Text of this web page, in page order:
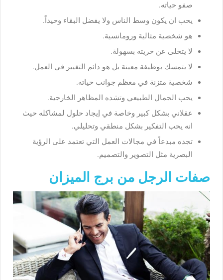
صفو حياته.
يحب ان يكون وسط الناس ولا يفضل البقاء وحيداً.
هو شخصية مثالية ورومانسية.
لا يتخلى عن حريته بسهولة.
لا يتمسك بوظيفة معينة بل هو دائم التغيير في العمل.
شخصية متزنة في معظم جوانب حياته.
يحب الجمال الطبيعي وتشده المظاهر الخارجية.
عقلاني بشكل كبير وخاصة في إيجاد حلول لمشاكله حيث
انه يحب التفكير بشكل منطقي وتحليلي.
تجده مبدعاً في مجالات العمل التي تعتمد على الرؤية
البصرية مثل التصوير والتصميم.
صفات الرجل من برج الميزان